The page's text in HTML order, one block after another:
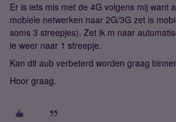
Er is iets mis met de 4G volgens mij want
mobiele netwerken naar 2G/3G zet is
soms 3 streepjes). Zet ik m naar
ie weer naar 1 streepje.
Kan dit aub verbeterd worden graag
Hoor graag.